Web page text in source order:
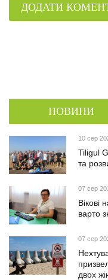
ДОДАТИ
НОВИНИ
10 сер
Tiligul
та
07 сер
Вікові
варто
07 сер
двох